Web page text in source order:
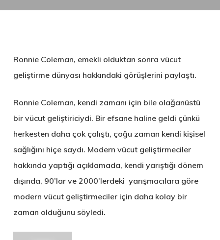
Ronnie Coleman, emekli olduktan sonra vücut
geliştirme dünyası hakkındaki görüşlerini paylaştı.
Ronnie Coleman, kendi zamanı için bile olağanüstü
bir vücut geliştiriciydi. Bir efsane haline geldi çünkü
herkesten daha çok çalıştı, çoğu zaman kendi kişisel
sağlığını hiçe saydı. Modern vücut geliştirmeciler
hakkında yaptığı açıklamada, kendi yarıştığı dönem
dışında, 90’lar ve 2000’lerdeki yarışmacılara göre
modern vücut geliştirmeciler için daha kolay bir
zaman olduğunu söyledi.